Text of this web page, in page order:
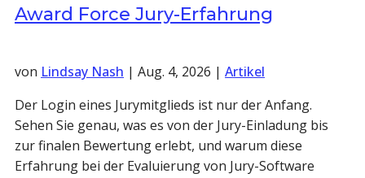
Award Force Jury-Erfahrung
von Lindsay Nash | Aug. 4, 2026 | Artikel
Der Login eines Jurymitglieds ist nur der Anfang.
Sehen Sie genau, was es von der Jury-Einladung bis
zur finalen Bewertung erlebt, und warum diese
Erfahrung bei der Evaluierung von Jury-Software